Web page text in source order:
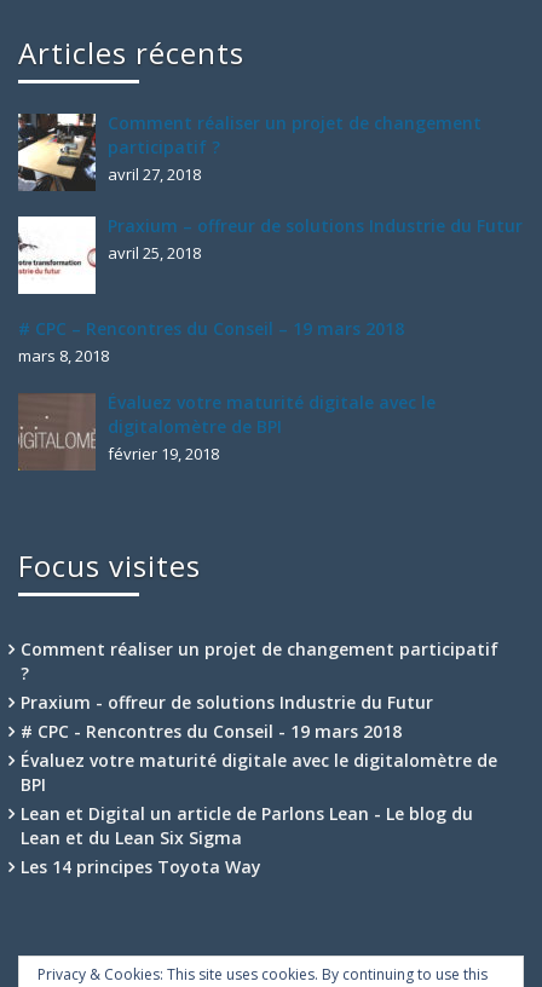
Articles récents
Comment réaliser un projet de changement
participatif ?
avril 27, 2018
Praxium – offreur de solutions Industrie du Futur
avril 25, 2018
# CPC – Rencontres du Conseil – 19 mars 2018
mars 8, 2018
Évaluez votre maturité digitale avec le
digitalomètre de BPI
février 19, 2018
Focus visites
Comment réaliser un projet de changement participatif
?
Praxium - offreur de solutions Industrie du Futur
# CPC - Rencontres du Conseil - 19 mars 2018
Évaluez votre maturité digitale avec le digitalomètre de
BPI
Lean et Digital un article de Parlons Lean - Le blog du
Lean et du Lean Six Sigma
Les 14 principes Toyota Way
Privacy & Cookies: This site uses cookies. By continuing to use this